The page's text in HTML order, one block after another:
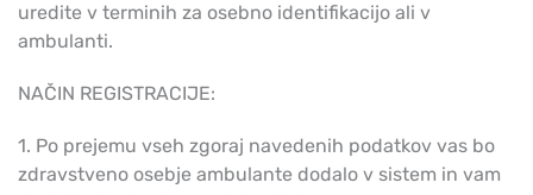
uredite v terminih za osebno identifikacijo ali v
ambulanti.
NAČIN REGISTRACIJE:
1. Po prejemu vseh zgoraj navedenih podatkov vas bo
zdravstveno osebje ambulante dodalo v sistem in vam